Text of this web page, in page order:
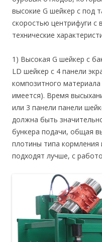
высокие G шейкер с под
скоростью центрифуги с
технические
1) Высокая G шейкер с
LD шейкер с 4 панели
композитного
имеется). Время
или 3 панели панели
должна быть
бункера подачи, общая
плотины типа кормления
подходят лучше, с